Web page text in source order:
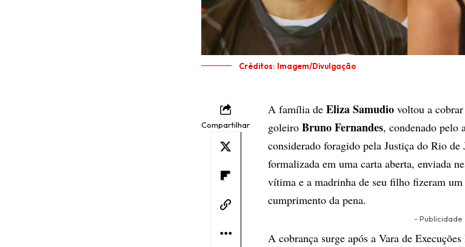
Créditos: Imagem/Divulgação
Compartilhar
A família de Eliza Samudio voltou a
goleiro Bruno Fernandes, condenado pelo
considerado foragido pela Justiça do Rio
formalizada em uma carta aberta, enviada
vítima e a madrinha de seu filho fizeram
cumprimento da pena.
- Publicidade
A cobrança surge após a Vara de